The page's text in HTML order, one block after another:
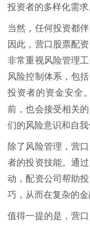
投资者的多样化需求
当然，任何投资都
因此，营口股票配
非常重视风险管理
风险控制体系，包
投资者的资金安全
前，也会接受相关的
们的风险意识和自我
除了风险管理，营
者的投资技能。通
动，配资公司帮助
巧，从而在复杂的金
值得一提的是，营